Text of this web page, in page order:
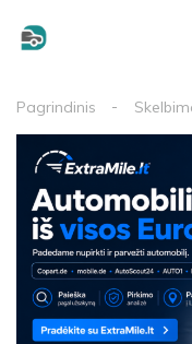
Pagrindinis